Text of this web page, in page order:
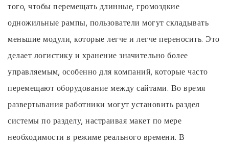
того, чтобы перемещать длинные, громоздкие
одножильные рампы, пользователи могут складывать
меньшие модули, которые легче и легче переносить. Это
делает логистику и хранение значительно более
управляемым, особенно для компаний, которые часто
перемещают оборудование между сайтами. Во время
развертывания работники могут установить раздел
системы по разделу, настраивая макет по мере
необходимости в режиме реального времени. В